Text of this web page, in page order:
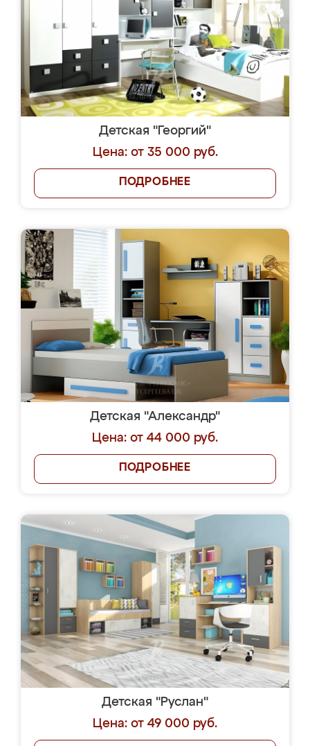
Детская "Георгий"
Цена: от 35 000 руб.
ПОДРОБНЕЕ
Детская "Александр"
Цена: от 44 000 руб.
ПОДРОБНЕЕ
Детская "Руслан"
Цена: от 49 000 руб.